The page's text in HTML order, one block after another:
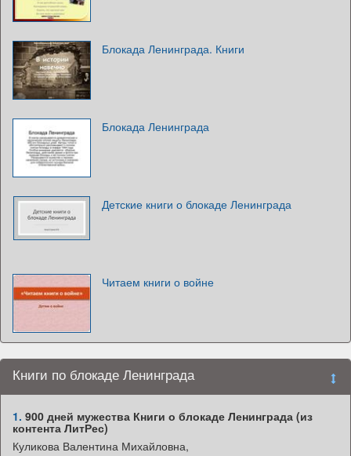
Блокада Ленинграда. Книги
Блокада Ленинграда
Детские книги о блокаде Ленинграда
Читаем книги о войне
Книги по блокаде Ленинграда
1. 900 дней мужества Книги о блокаде Ленинграда (из
контента ЛитРес)
Куликова Валентина Михайловна,